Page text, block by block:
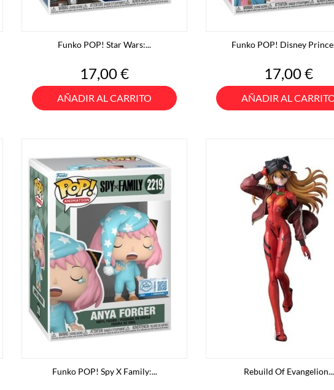
Funko POP! Star Wars:...
Precio
17,00 €
AÑADIR AL CARRITO
Funko POP! Disney
Precio
17,00 €
AÑADIR AL
Funko POP! Spy X Family:... Rebuild Of Evangelion...